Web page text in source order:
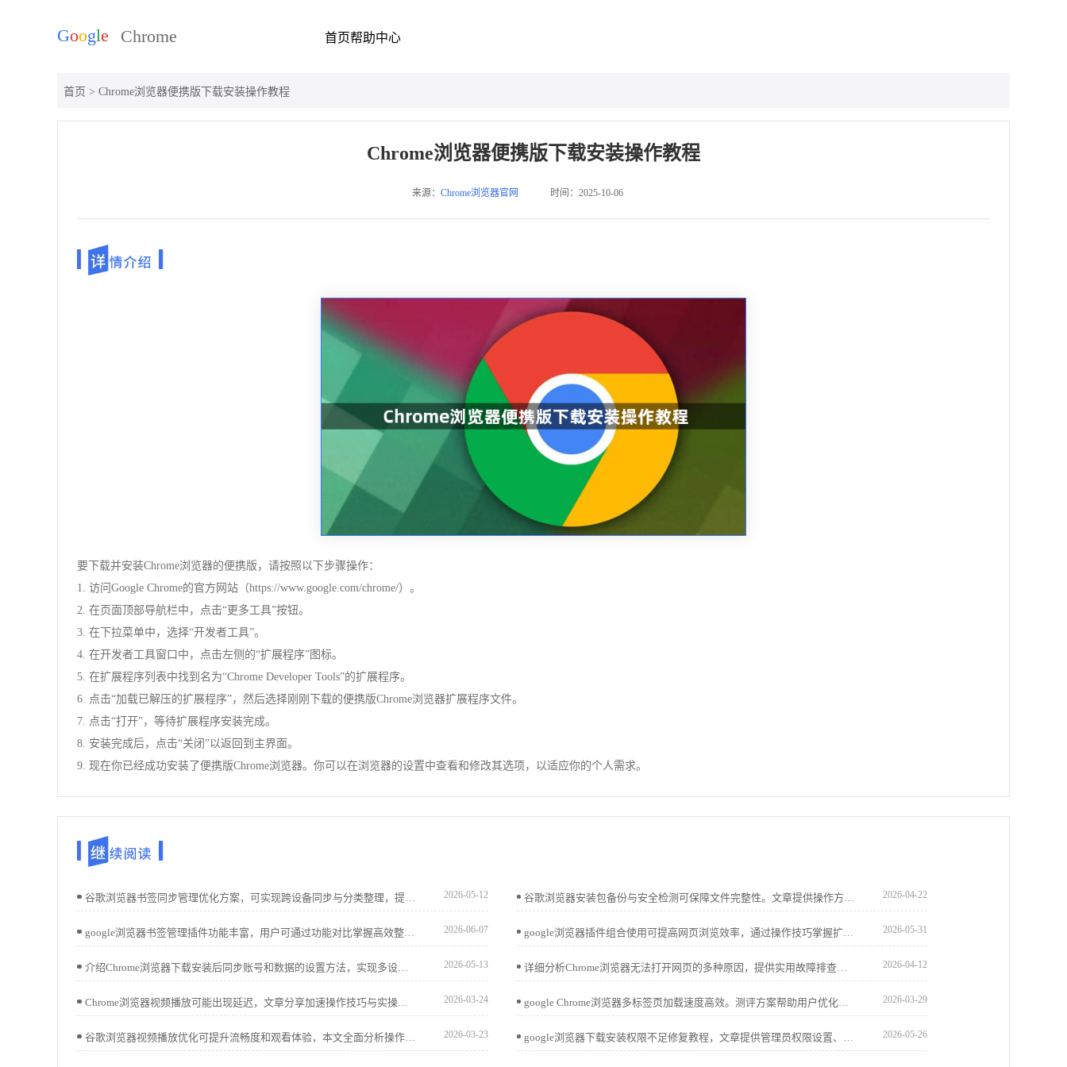
首页帮助中心
首页 > Chrome浏览器便携版下载安装操作教程
Chrome浏览器便携版下载安装操作教程
来源： Chrome浏览器官网 时间：2025-10-06
要下载并安装Chrome浏览器的便携版，请按照以下步骤操作：
1. 访问Google Chrome的官方网站（https://www.google.com/chrome/）。
2. 在页面顶部导航栏中，点击“更多工具”按钮。
3. 在下拉菜单中，选择“开发者工具”。
4. 在开发者工具窗口中，点击左侧的“扩展程序”图标。
5. 在扩展程序列表中找到名为“Chrome Developer Tools”的扩展程序。
6. 点击“加载已解压的扩展程序”，然后选择刚刚下载的便携版Chrome浏览器扩展程序文件。
7. 点击“打开”，等待扩展程序安装完成。
8. 安装完成后，点击“关闭”以返回到主界面。
9. 现在你已经成功安装了便携版Chrome浏览器。你可以在浏览器的设置中查看和修改其选项，以适应你的个人需求。
谷歌浏览器书签同步管理优化方案，可实现跨设备同步与分类整理，提升收藏查找效率和管理便捷性。 2026-05-12 谷歌浏览器安装包备份与安全检测可保障文件完整性。文章提供操作方案，帮助用户安全管理和恢复安装包。 2026-04-22
google浏览器书签管理插件功能丰富，用户可通过功能对比掌握高效整理方法，实现收藏夹便捷管理。 2026-06-07 google浏览器插件组合使用可提高网页浏览效率，通过操作技巧掌握扩展应用方法。内容帮助提升插件应用效果，实现高效浏览体验。 2026-05-31
介绍Chrome浏览器下载安装后同步账号和数据的设置方法，实现多设备数据无缝连接，提升使用便捷性。 2026-05-13 详细分析Chrome浏览器无法打开网页的多种原因，提供实用故障排查步骤和解决方案，帮助用户恢复正常浏览。 2026-04-12
Chrome浏览器视频播放可能出现延迟，文章分享加速操作技巧与实操方法，帮助用户实现流畅播放体验，提高操作效率。 2026-03-24 google Chrome浏览器多标签页加载速度高效。测评方案帮助用户优化标签页加载，提高多任务浏览效率，优化日常操作体验。 2026-03-29
谷歌浏览器视频播放优化可提升流畅度和观看体验，本文全面分析操作效果，帮助用户实现高清视频顺畅播放。 2026-03-23 google浏览器下载安装权限不足修复教程，文章提供管理员权限设置、系统权限检查及操作方法，帮助用户顺利完成安装。 2026-05-26